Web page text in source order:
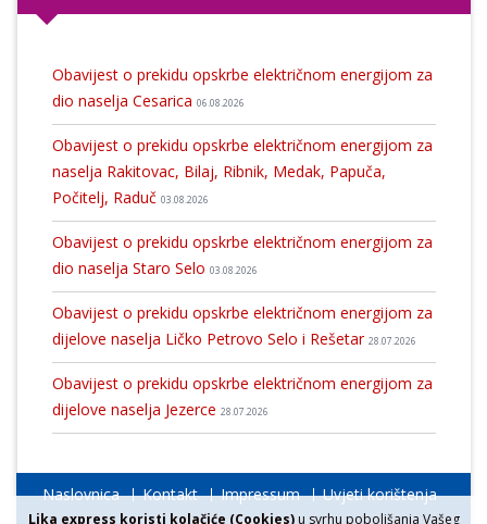
Lika express koristi kolačiće (Cookies)u svrhu poboljšanja Vašeg
Obavijest o prekidu opskrbe električnom energijom za
dio naselja Cesarica 06.08.2026
Obavijest o prekidu opskrbe električnom energijom za
naselja Rakitovac, Bilaj, Ribnik, Medak, Papuča,
Počitelj, Raduč 03.08.2026
Obavijest o prekidu opskrbe električnom energijom za
dio naselja Staro Selo 03.08.2026
Obavijest o prekidu opskrbe električnom energijom za
dijelove naselja Ličko Petrovo Selo i Rešetar 28.07.2026
Obavijest o prekidu opskrbe električnom energijom za
dijelove naselja Jezerce 28.07.2026
Naslovnica Kontakt Impressum Uvjeti korištenja